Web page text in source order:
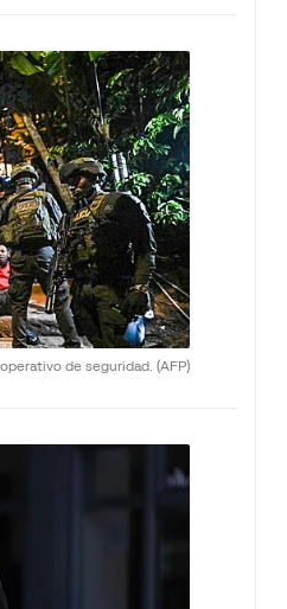
de seguridad. (AFP)